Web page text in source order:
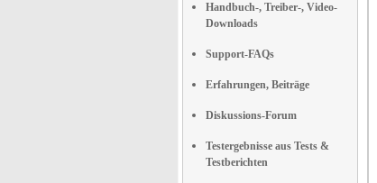
Handbuch-, Treiber-, Video-
Downloads
Support-FAQs
Erfahrungen, Beiträge
Diskussions-Forum
Testergebnisse aus Tests &
Testberichten